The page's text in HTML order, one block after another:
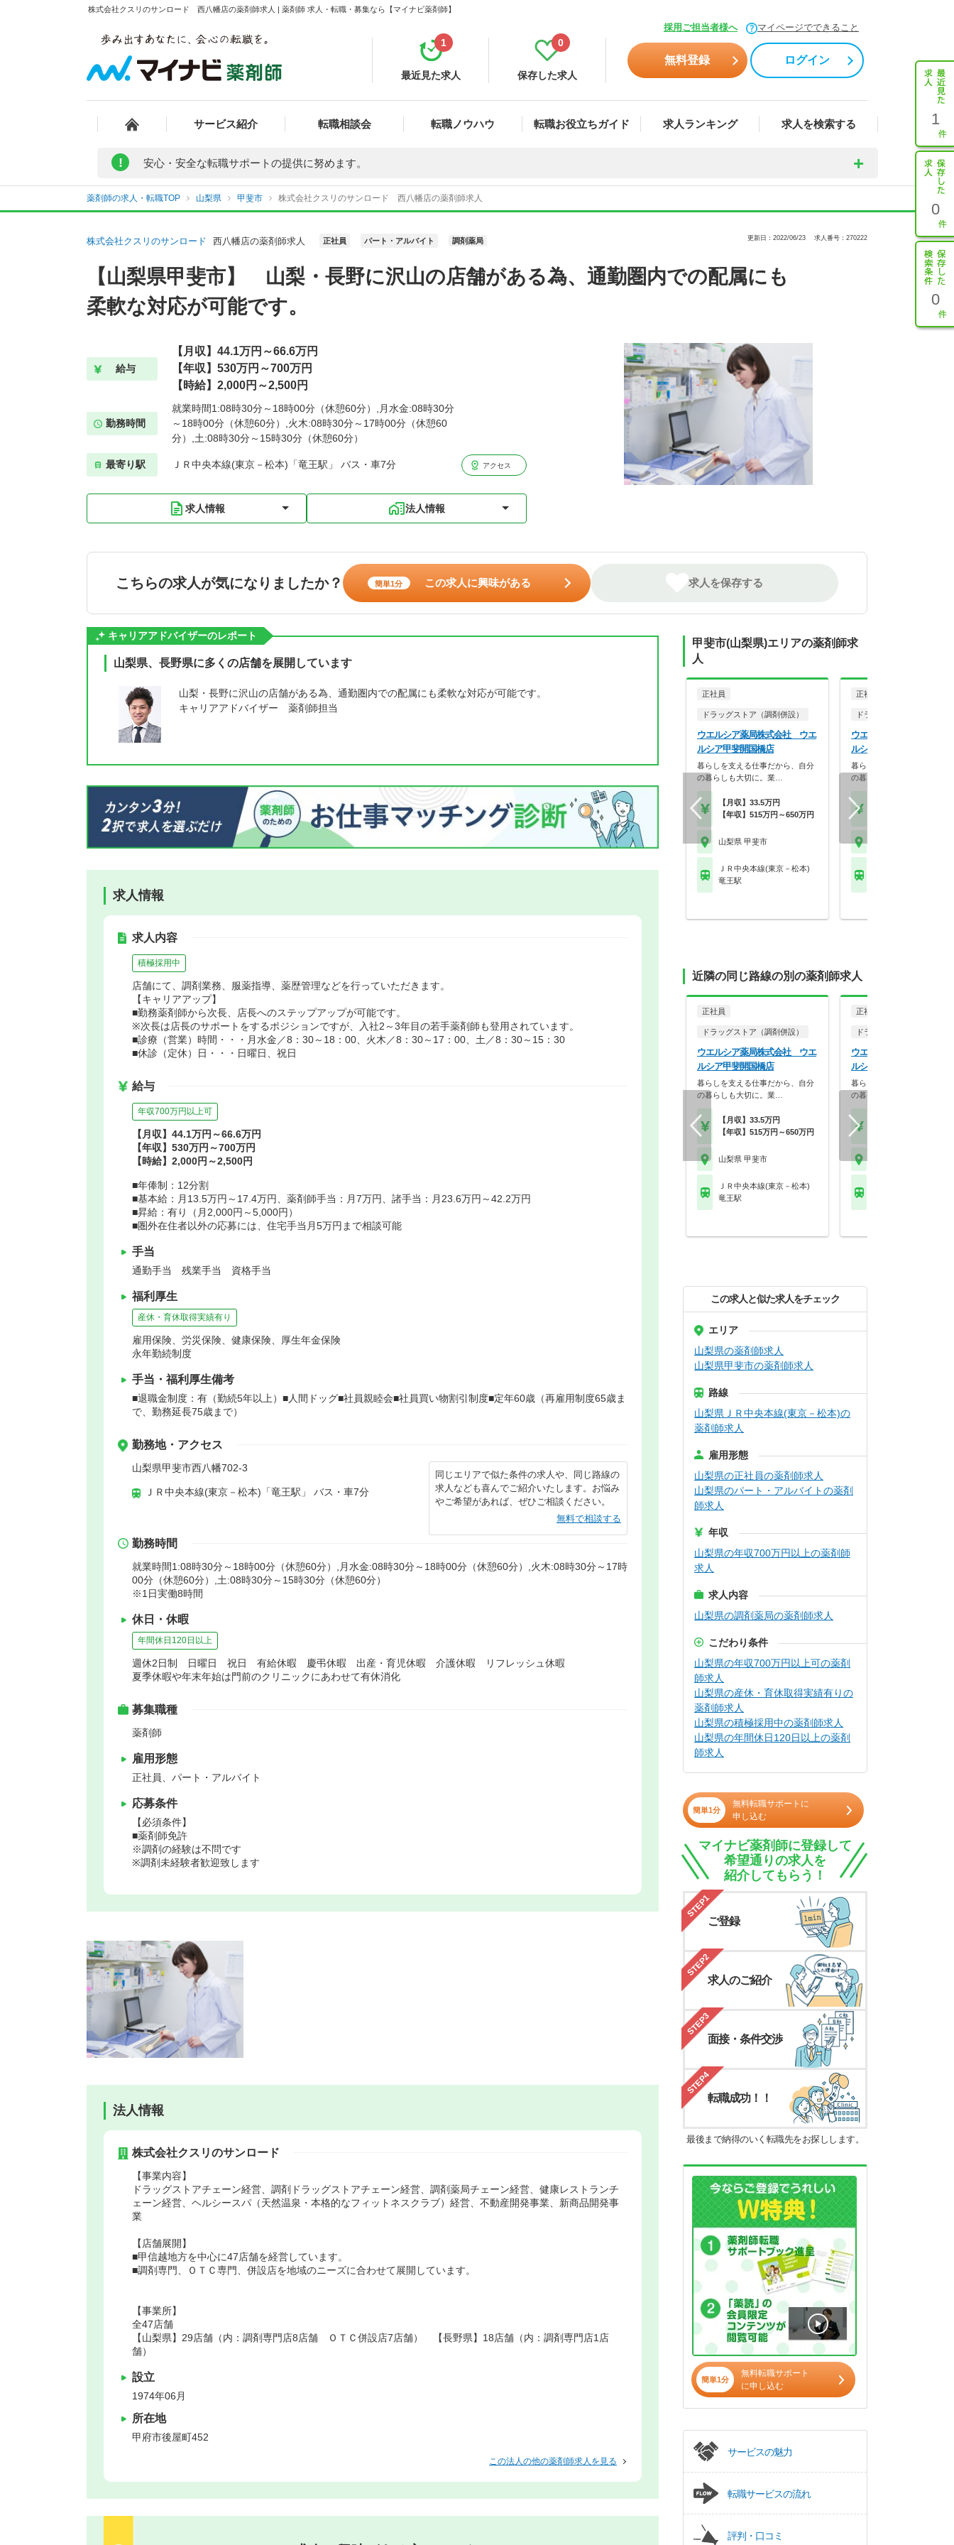
株式会社クスリのサンロード 西八幡店の薬剤師求人 | 薬剤師 求人・転職・募集なら【マイナビ薬剤師】
採用ご担当者様へ マイページでできること
最近見た求人
1
保存した求人
0
無料登録 ログイン
サービス紹介 転職相談会 転職ノウハウ 転職お役立ちガイド 求人ランキング 求人を検索する 1
0
0
! 安心・安全な転職サポートの提供に努めます。
薬剤師の求人・転職TOP 山梨県 甲斐市 株式会社クスリのサンロード 西八幡店の薬剤師求人
株式会社クスリのサンロード 西八幡店の薬剤師求人 正社員 パート・アルバイト 調剤薬局 更新日：2022/06/23 求人番号：270222
【山梨県甲斐市】 山梨・長野に沢山の店舗がある為、通勤圏内での配属にも
柔軟な対応が可能です。
給与
【月収】44.1万円～66.6万円
【年収】530万円～700万円
【時給】2,000円～2,500円
勤務時間
就業時間1:08時30分～18時00分（休憩60分）,月水金:08時30分
～18時00分（休憩60分）,火木:08時30分～17時00分（休憩60
分）,土:08時30分～15時30分（休憩60分）
最寄り駅 ＪＲ中央本線(東京－松本)「竜王駅」 バス・車7分 アクセス
求人情報 法人情報
こちらの求人が気になりましたか？ 簡単1分 この求人に興味がある 求人を保存する
キャリアアドバイザーのレポート
山梨県、長野県に多くの店舗を展開しています
山梨・長野に沢山の店舗がある為、通勤圏内での配属にも柔軟な対応が可能です。
キャリアアドバイザー 薬剤師担当
求人情報
求人内容
積極採用中
店舗にて、調剤業務、服薬指導、薬歴管理などを行っていただきます。
【キャリアアップ】
■勤務薬剤師から次長、店長へのステップアップが可能です。
※次長は店長のサポートをするポジションですが、入社2～3年目の若手薬剤師も登用されています。
■診療（営業）時間・・・月水金／8：30～18：00、火木／8：30～17：00、土／8：30～15：30
■休診（定休）日・・・日曜日、祝日
給与
年収700万円以上可
【月収】44.1万円～66.6万円
【年収】530万円～700万円
【時給】2,000円～2,500円
■年俸制：12分割
■基本給：月13.5万円～17.4万円、薬剤師手当：月7万円、諸手当：月23.6万円～42.2万円
■昇給：有り（月2,000円～5,000円）
■圏外在住者以外の応募には、住宅手当月5万円まで相談可能
手当
通勤手当 残業手当 資格手当
福利厚生
産休・育休取得実績有り
雇用保険、労災保険、健康保険、厚生年金保険
永年勤続制度
手当・福利厚生備考
■退職金制度：有（勤続5年以上）■人間ドッグ■社員親睦会■社員買い物割引制度■定年60歳（再雇用制度65歳ま
で、勤務延長75歳まで）
勤務地・アクセス
山梨県甲斐市西八幡702-3
ＪＲ中央本線(東京－松本)「竜王駅」 バス・車7分
同じエリアで似た条件の求人や、同じ路線の
求人なども喜んでご紹介いたします。お悩み
やご希望があれば、ぜひご相談ください。
無料で相談する
勤務時間
就業時間1:08時30分～18時00分（休憩60分）,月水金:08時30分～18時00分（休憩60分）,火木:08時30分～17時
00分（休憩60分）,土:08時30分～15時30分（休憩60分）
※1日実働8時間
休日・休暇
年間休日120日以上
週休2日制 日曜日 祝日 有給休暇 慶弔休暇 出産・育児休暇 介護休暇 リフレッシュ休暇
夏季休暇や年末年始は門前のクリニックにあわせて有休消化
募集職種
薬剤師
雇用形態
正社員、パート・アルバイト
応募条件
【必須条件】
■薬剤師免許
※調剤の経験は不問です
※調剤未経験者歓迎致します
法人情報
株式会社クスリのサンロード
【事業内容】
ドラッグストアチェーン経営、調剤ドラッグストアチェーン経営、調剤薬局チェーン経営、健康レストランチ
ェーン経営、ヘルシースパ（天然温泉・本格的なフィットネスクラブ）経営、不動産開発事業、新商品開発事
業
【店舗展開】
■甲信越地方を中心に47店舗を経営しています。
■調剤専門、ＯＴＣ専門、併設店を地域のニーズに合わせて展開しています。
【事業所】
全47店舗
【山梨県】29店舗（内：調剤専門店8店舗 ＯＴＣ併設店7店舗） 【長野県】18店舗（内：調剤専門店1店
舗）
設立
1974年06月
所在地
甲府市後屋町452
この法人の他の薬剤師求人を見る
甲斐市(山梨県)エリアの薬剤師求
人
正社員
ドラッグストア（調剤併設）
ウエルシア薬局株式会社 ウエ
ルシア甲斐開国橋店
暮らしを支える仕事だから、自分
の暮らしも大切に。業…
【月収】33.5万円
【年収】515万円～650万円
山梨県 甲斐市
ＪＲ中央本線(東京－松本)
竜王駅
正社員
ドラッグストア（調剤併設
ウエルシア薬局株式会社
ルシア甲斐敷島店
暮らしを支える仕事だから、
の暮らしも大切に。業…
近隣の同じ路線の別の薬剤師求人
正社員
ドラッグストア（調剤併設）
ウエルシア薬局株式会社 ウエ
ルシア甲斐開国橋店
暮らしを支える仕事だから、自分
の暮らしも大切に。業…
【月収】33.5万円
【年収】515万円～650万円
山梨県 甲斐市
ＪＲ中央本線(東京－松本)
竜王駅
正社員
ドラッグストア（調剤併設
ウエルシア薬局株式会社
ルシア甲斐敷島店
暮らしを支える仕事だから、
の暮らしも大切に。業…
この求人と似た求人をチェック
エリア
山梨県の薬剤師求人
山梨県甲斐市の薬剤師求人
路線
山梨県ＪＲ中央本線(東京－松本)の
薬剤師求人
雇用形態
山梨県の正社員の薬剤師求人
山梨県のパート・アルバイトの薬剤
師求人
年収
山梨県の年収700万円以上の薬剤師
求人
求人内容
山梨県の調剤薬局の薬剤師求人
こだわり条件
山梨県の年収700万円以上可の薬剤
師求人
山梨県の産休・育休取得実績有りの
薬剤師求人
山梨県の積極採用中の薬剤師求人
山梨県の年間休日120日以上の薬剤
師求人
簡単1分
無料転職サポートに
申し込む
マイナビ薬剤師に登録して
希望通りの求人を
紹介してもらう！
STEP1
ご登録
STEP2
求人のご紹介
STEP3
面接・条件交渉
STEP4
転職成功！！
最後まで納得のいく転職先をお探しします。
簡単1分
無料転職サポート
に申し込む
サービスの魅力
転職サービスの流れ
評判・口コミ